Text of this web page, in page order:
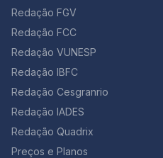
Redação FGV
Redação FCC
Redação VUNESP
Redação IBFC
Redação Cesgranrio
Redação IADES
Redação Quadrix
Preços e Planos